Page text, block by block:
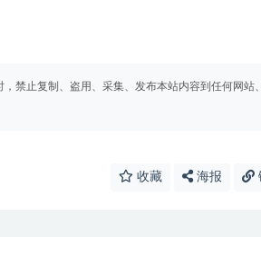
禁止复制、盗用、采集、发布本站内容到任何网站
收藏 海报